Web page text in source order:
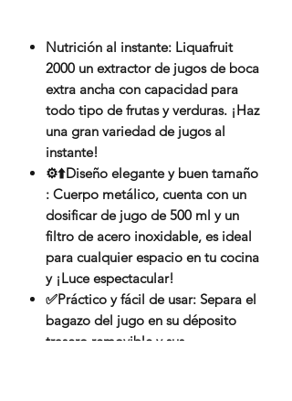
Nutrición al instante: Liquafruit
2000 un extractor de jugos de boca
extra ancha con capacidad para
todo tipo de frutas y verduras. ¡Haz
una gran variedad de jugos al
instante!
⚙️⬆️Diseño elegante y buen tamaño
: Cuerpo metálico, cuenta con un
dosificar de jugo de 500 ml y un
filtro de acero inoxidable, es ideal
para cualquier espacio en tu cocina
y ¡Luce espectacular!
✅Práctico y fácil de usar: Separa el
bagazo del jugo en su déposito
trasero removible y sus